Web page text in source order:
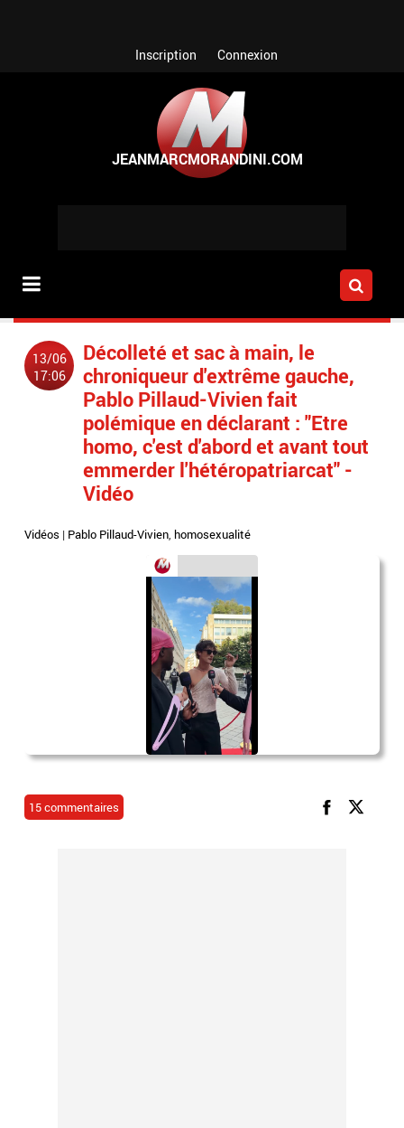
Inscription Connexion
13/06
17:06
Décolleté et sac à main, le
chroniqueur d'extrême gauche,
Pablo Pillaud-Vivien fait
polémique en déclarant : "Etre
homo, c'est d'abord et avant tout
emmerder l'hétéropatriarcat" -
Vidéo
Vidéos | Pablo Pillaud-Vivien,homosexualité
15 commentaires